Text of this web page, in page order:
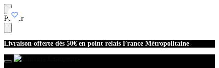
Skip
to
navigation
Skip
to
content
Panier
Livraison offerte dès 50€ en point relais France Métropolitaine